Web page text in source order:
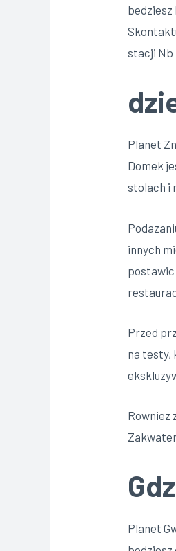
bedziesz
stacji Nb
Planet
Domek
stolach i
innych
postawic
Przed
na testy,
Rowniez
Planet